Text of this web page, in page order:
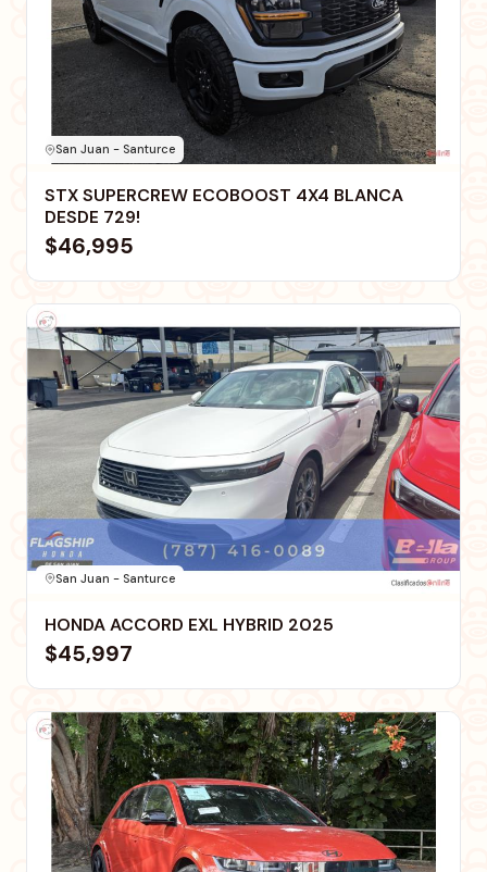
San Juan - Santurce
STX SUPERCREW ECOBOOST 4X4 BLANCA
DESDE 729!
$46,995
San Juan - Santurce
HONDA ACCORD EXL HYBRID 2025
$45,997